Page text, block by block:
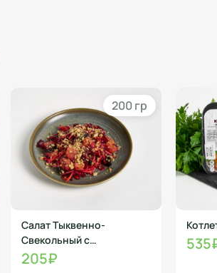
200 гр
Салат Тыквенно-
Свекольный с
черносливом, 200г
205₽